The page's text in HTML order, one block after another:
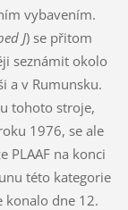
vybavením.
J) se přitom
seznámit okolo
a v Rumunsku.
tohoto stroje,
1976, se ale
PLAAF na konci
této kategorie
konalo dne 12.